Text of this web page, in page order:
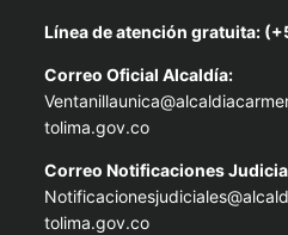
Línea de atención gratuita:
Correo Oficial Alcaldía:
tolima.gov.co
Correo Notificaciones
tolima.gov.co